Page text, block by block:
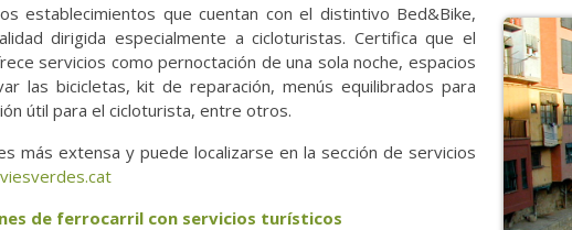
establecimientos que cuentan con el distintivo Bed&Bike,
dirigida especialmente a cicloturistas. Certifica que el
servicios como pernoctación de una sola noche, espacios
las bicicletas, kit de reparación, menús equilibrados para
útil para el cicloturista, entre otros.
más extensa y puede localizarse en la sección de servicios
de ferrocarril con servicios turísticos